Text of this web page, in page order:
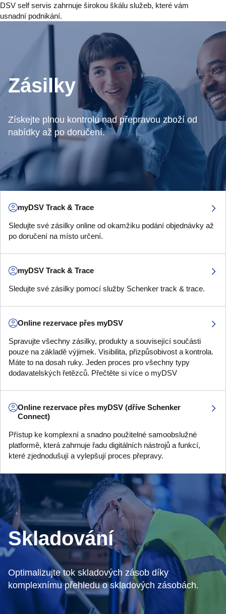
DSV self servis zahrnuje širokou škálu služeb, které vám
usnadní podnikání.
Zásilky
Získejte plnou kontrolu nad přepravou zboží od
nabídky až po doručení.
myDSV Track & Trace
Sledujte své zásilky online od okamžiku podání objednávky až
po doručení na místo určení.
myDSV Track & Trace
Sledujte své zásilky pomocí služby Schenker track & trace.
Online rezervace přes myDSV
Spravujte všechny zásilky, produkty a související součásti
pouze na základě výjimek. Visibilita, přizpůsobivost a kontrola.
Máte to na dosah ruky. Jeden proces pro všechny typy
dodavatelských řetězců. Přečtěte si více o myDSV
Online rezervace přes myDSV (dříve Schenker
Connect)
Přístup ke komplexní a snadno použitelné samoobslužné
platformě, která zahrnuje řadu digitálních nástrojů a funkcí,
které zjednodušují a vylepšují proces přepravy.
Skladování
Optimalizujte tok skladových zásob díky
komplexnímu přehledu o skladových zásobách.